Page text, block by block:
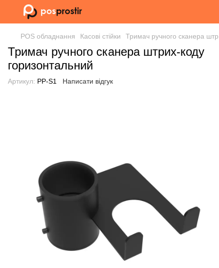
POS обладнання Касові стійки Тримач ручного сканера
Тримач ручного сканера штрих-коду
горизонтальний
Артикул: РР-S1 Написати відгук